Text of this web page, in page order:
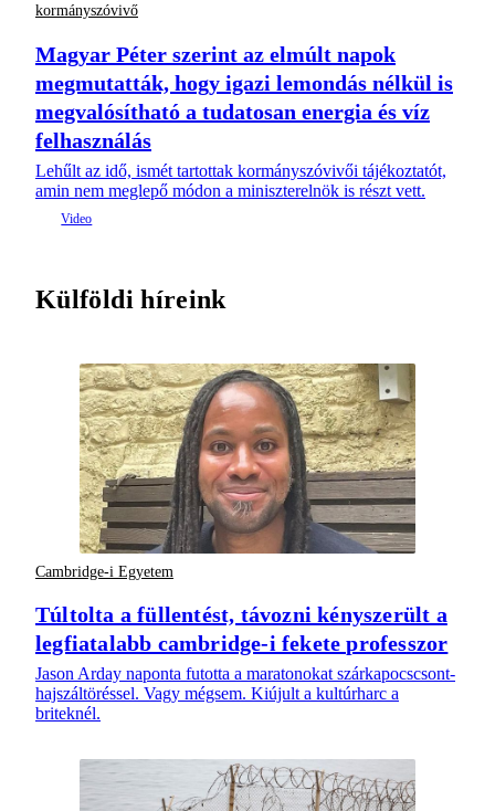
kormányszóvivő
Magyar Péter szerint az elmúlt napok
megmutatták, hogy igazi lemondás nélkül is
megvalósítható a tudatosan energia és víz
felhasználás
Lehűlt az idő, ismét tartottak kormányszóvivői tájékoztatót,
amin nem meglepő módon a miniszterelnök is részt vett.
Külföldi híreink
Cambridge-i Egyetem
Túltolta a füllentést, távozni kényszerült a
legfiatalabb cambridge-i fekete professzor
Jason Arday naponta futotta a maratonokat szárkapocscsont-
hajszáltöréssel. Vagy mégsem. Kiújult a kultúrharc a
briteknél.